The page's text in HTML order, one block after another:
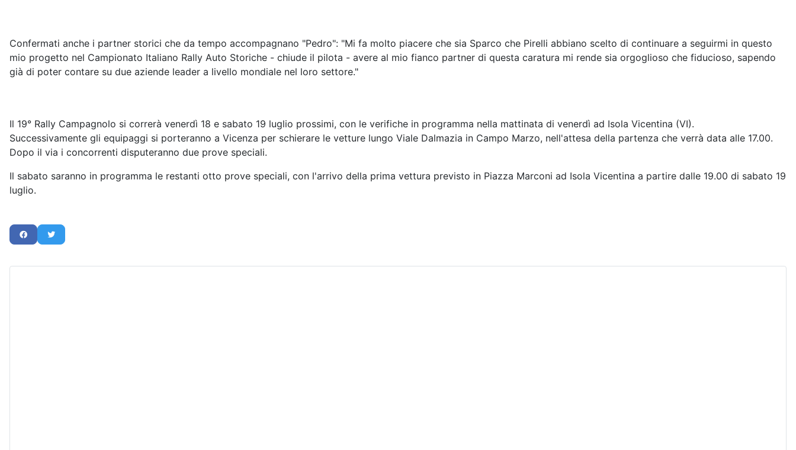
Confermati anche i partner storici che da tempo accompagnano "Pedro": "Mi fa molto piacere che sia Sparco che Pirelli abbiano scelto di continuare a seguirmi in questo
mio progetto nel Campionato Italiano Rally Auto Storiche - chiude il pilota - avere al mio fianco partner di questa caratura mi rende sia orgoglioso che fiducioso, sapendo
già di poter contare su due aziende leader a livello mondiale nel loro settore."
Il 19° Rally Campagnolo si correrà venerdì 18 e sabato 19 luglio prossimi, con le verifiche in programma nella mattinata di venerdì ad Isola Vicentina (VI).
Successivamente gli equipaggi si porteranno a Vicenza per schierare le vetture lungo Viale Dalmazia in Campo Marzo, nell'attesa della partenza che verrà data alle 17.00.
Dopo il via i concorrenti disputeranno due prove speciali.
Il sabato saranno in programma le restanti otto prove speciali, con l'arrivo della prima vettura previsto in Piazza Marconi ad Isola Vicentina a partire dalle 19.00 di sabato 19
luglio.